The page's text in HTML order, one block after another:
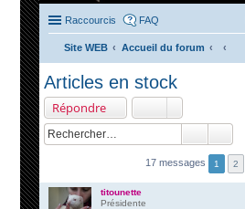
Raccourcis FAQ
Site WEB
Accueil du forum
Articles en stock
Répondre
17 messages 1 2
titounette
Présidente